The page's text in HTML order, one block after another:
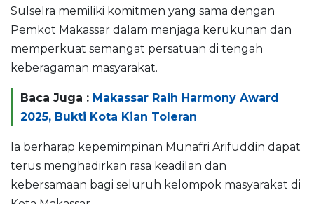
Sulselra memiliki komitmen yang sama dengan
Pemkot Makassar dalam menjaga kerukunan dan
memperkuat semangat persatuan di tengah
keberagaman masyarakat.
Baca Juga : Makassar Raih Harmony Award
2025, Bukti Kota Kian Toleran
Ia berharap kepemimpinan Munafri Arifuddin dapat
terus menghadirkan rasa keadilan dan
kebersamaan bagi seluruh kelompok masyarakat di